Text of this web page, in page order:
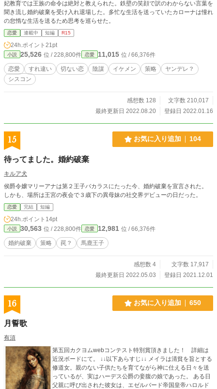
妃教育では王族の命令は絶対と教えられた。鉄壁の笑顔で訳のわからない言葉を
聞き流し婚約破棄を受け入れ退場した。多忙な生活を送っていたカローナは憧れ
の怠惰な生活を送るため思考を巡らせた。
恋愛 連載中 短編 R15
24h.ポイント 21pt
小説 25,526 位 / 228,800件 恋愛 11,015 位 / 66,376件
恋愛 すれ違い 切ない恋 陰謀 イケメン 策略
ヤンデレ？
シスコン
感想数 128
文字数 210,017
最終更新日 2022.08.20
登録日 2022.01.16
15 お気に入り追加 104
待ってました。婚約破棄
キルア犬
侯爵令嬢マリーアナは第２王子バカラスにたった今、婚約破棄を宣言された。
しかも、場所は王宮の夜会で３歳下の異母妹の社交界デビューの日だった。
恋愛 完結 短編
24h.ポイント 14pt
小説 30,563 位 / 228,800件 恋愛 12,981 位 / 66,376件
婚約破棄 策略 罠？ 馬鹿王子
感想数 4
文字数 17,917
最終更新日 2022.05.03
登録日 2021.12.01
16 お気に入り追加 650
月誓歌
有須
第五回カクヨムwebコンテスト特別賞頂きました！ 詳細は
近況ボードにて。 ↓↓以下あらすじ↓↓ メイラは清貧を旨とする
修道女。親のない子供たちを育てながら神に仕える日々を送
っているが、実はハーデス公爵の妾腹の娘であった。 ある日
父親に呼び出された彼女は、エゼルバード帝国皇帝ハロルド